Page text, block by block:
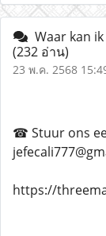
Waar kan
(232 อ่าน)
23 พ.ค. 2568
☎ Stuur ons
https://